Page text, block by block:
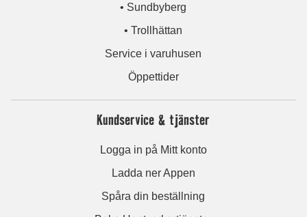
• Sundbyberg
• Trollhättan
Service i varuhusen
Öppettider
Kundservice & tjänster
Logga in på Mitt konto
Ladda ner Appen
Spåra din beställning